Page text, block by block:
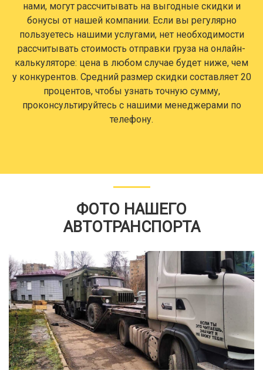
нами, могут рассчитывать на выгодные скидки и
бонусы от нашей компании. Если вы регулярно
пользуетесь нашими услугами, нет необходимости
рассчитывать стоимость отправки груза на онлайн-
калькуляторе: цена в любом случае будет ниже, чем
у конкурентов. Средний размер скидки составляет 20
процентов, чтобы узнать точную сумму,
проконсультируйтесь с нашими менеджерами по
телефону.
ФОТО НАШЕГО
АВТОТРАНСПОРТА